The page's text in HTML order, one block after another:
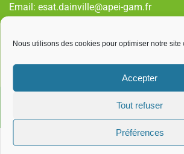
Nous utilisons des cookies pour optimiser notre site
Accepter
Tout refuser
Préférences
Email: esat.dainville@apei-gam.fr
Zl – 2 rue Gay Lussac
Copyright© 2025 ESAT de